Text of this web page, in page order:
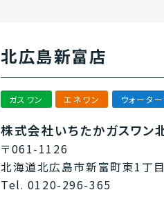
北広島新富店
ガスワン エネワン ウォータ
株式会社いちたかガスワン
〒061-1126
北海道北広島市新富町東1丁
Tel. 0120-296-365